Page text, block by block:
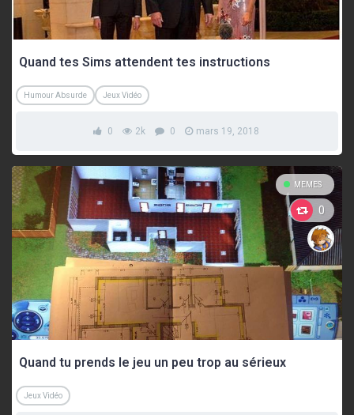
Quand tes Sims attendent tes instructions
Humour Absurde Jeux Vidéo
0 2k 0 mars 19, 2018
MEMES
0
Quand tu prends le jeu un peu trop au sérieux
Jeux Vidéo